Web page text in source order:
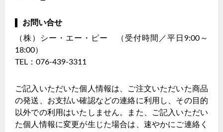
お問い合せ
（株）シー・エー・ピー （受付時間／平日9:00～
18:00）
TEL：076-439-3311
ご記入いただいた個人情報は、ご注文いただいた商品
の発送、お支払い確認などの連絡に利用し、その目的
以外での利用はいたしません。また、ご記入いただい
た個人情報に変更が生じた場合は、速やかにご連絡く